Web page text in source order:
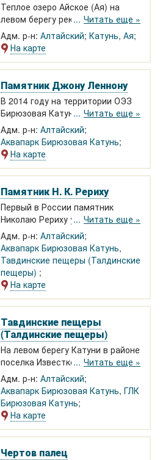
Теплое озеро Айское (Ая) на
левом берегу реки Катунь, в
котловине, которая находится на
горе, выше уровня Катуни. От
Чуйского тракта через Катунь
ведет пешеходный и
автомобильный мосты. Рядом с
озером находится много турбаз,
гостиниц, пансионатов и баз
отдыха.
Читать еще »
Адм. р-н: Алтайский Катунь, Ая
На карте
Памятник Джону Леннону
В 2014 году на территории ОЭЗ
Бирюзовая Катунь был открыт
памятник Джону Леннону,
выполненный в
сюрреалистической манере
скульптором Владимиром
Войчишином.
Читать еще »
Адм. р-н: Алтайский
Аквапарк Бирюзовая Катунь
На карте
Памятник Н. К. Рериху
Первый в России памятник
Николаю Рериху установили в
2009 году напротив Талдинских
пещер на самом берегу Катуни
Читать еще »
Адм. р-н: Алтайский
Аквапарк Бирюзовая Катунь,
Тавдинские пещеры (Талдинские
пещеры)
На карте
Тавдинские пещеры
(Талдинские пещеры)
На левом берегу Катуни в районе
поселка Известковый. Освещены
внутри. В основном, можно
пройти в полный рост. Есть
низкий участок, где надо идти в
присядку. Добраться - по мосту
через Катунь возле источника
"Аржан Суу"
Читать еще »
Адм. р-н: Алтайский
Аквапарк Бирюзовая Катунь, ГЛК
Бирюзовая Катунь
На карте
Чертов палец